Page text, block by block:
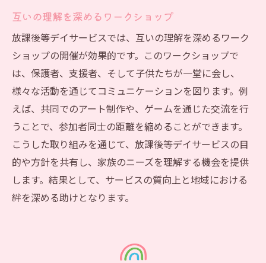
互いの理解を深めるワークショップ
放課後等デイサービスでは、互いの理解を深めるワーク
ショップの開催が効果的です。このワークショップで
は、保護者、支援者、そして子供たちが一堂に会し、
様々な活動を通じてコミュニケーションを図ります。例
えば、共同でのアート制作や、ゲームを通じた交流を行
うことで、参加者同士の距離を縮めることができます。
こうした取り組みを通じて、放課後等デイサービスの目
的や方針を共有し、家族のニーズを理解する機会を提供
します。結果として、サービスの質向上と地域における
絆を深める助けとなります。